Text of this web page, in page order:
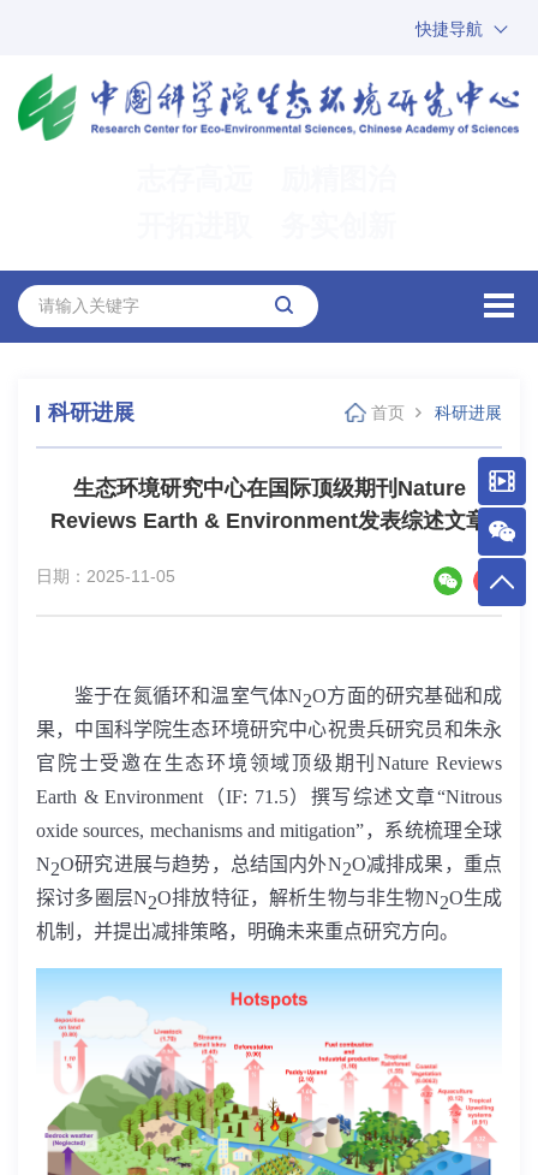
快捷导航
ARP
邮箱
科研进展 首页 科研进展
生态环境研究中心在国际顶级期刊Nature
Reviews Earth & Environment发表综述文章
日期：2025-11-05
鉴于在氮循环和温室气体N2O方面的研究基础和成
果，中国科学院生态环境研究中心祝贵兵研究员和朱永
官院士受邀在生态环境领域顶级期刊Nature Reviews
Earth & Environment （IF: 71.5）撰写综述文章“Nitrous
oxide sources, mechanisms and mitigation”，系统梳理全球
N2O研究进展与趋势，总结国内外N2O减排成果，重点
探讨多圈层N2O排放特征，解析生物与非生物N2O生成
机制，并提出减排策略，明确未来重点研究方向。